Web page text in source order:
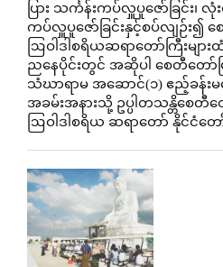
ပြား သင်္ကန်းကပ်လှူပူဇော်ခြင်း၊
ကပ်လှူပူဇော်ခြင်းနှင့်စပ်လျဉ်း၍
ဩဝါဒါစရိယဆရာတော်ကြီးမျ
ညနေပိုင်းတွင် အဆိုပါ စေတီတော်
သံဃာရာမ အဆောင်(၁) ဧည့်ခန်း
အခမ်းအနားသို့ ဥပ္ပါတသန္တိစေ
ဩဝါဒါစရိယ ဆရာတော် နိုင်ငံ